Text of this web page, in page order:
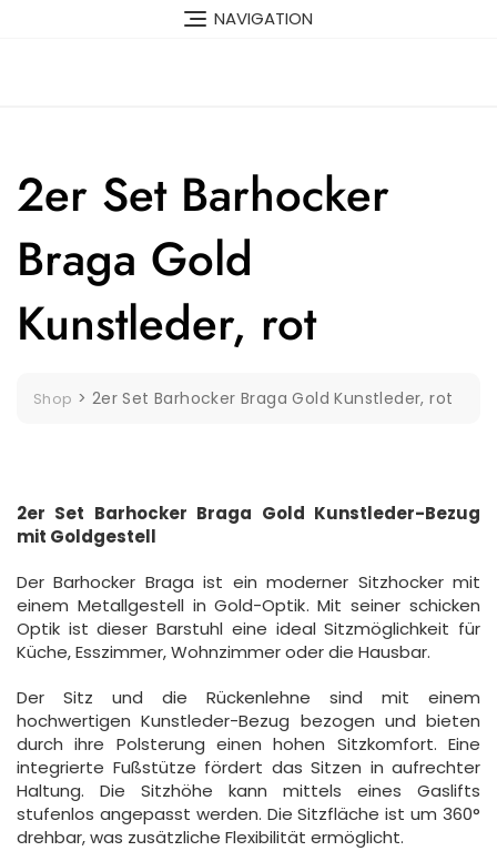
NAVIGATION
2er Set Barhocker
Braga Gold
Kunstleder, rot
Shop > 2er Set Barhocker Braga Gold Kunstleder, rot
2er Set Barhocker Braga Gold Kunstleder-Bezug
mit Goldgestell
Der Barhocker Braga ist ein moderner Sitzhocker mit
einem Metallgestell in Gold-Optik. Mit seiner schicken
Optik ist dieser Barstuhl eine ideal Sitzmöglichkeit für
Küche, Esszimmer, Wohnzimmer oder die Hausbar.
Der Sitz und die Rückenlehne sind mit einem
hochwertigen Kunstleder-Bezug bezogen und bieten
durch ihre Polsterung einen hohen Sitzkomfort. Eine
integrierte Fußstütze fördert das Sitzen in aufrechter
Haltung. Die Sitzhöhe kann mittels eines Gaslifts
stufenlos angepasst werden. Die Sitzfläche ist um 360°
drehbar, was zusätzliche Flexibilität ermöglicht.